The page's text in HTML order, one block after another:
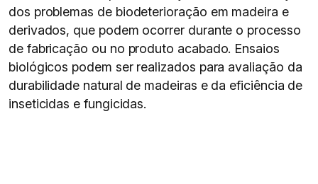
dos problemas de biodeterioração em madeira e
derivados, que podem ocorrer durante o processo
de fabricação ou no produto acabado. Ensaios
biológicos podem ser realizados para avaliação da
durabilidade natural de madeiras e da eficiência de
inseticidas e fungicidas.